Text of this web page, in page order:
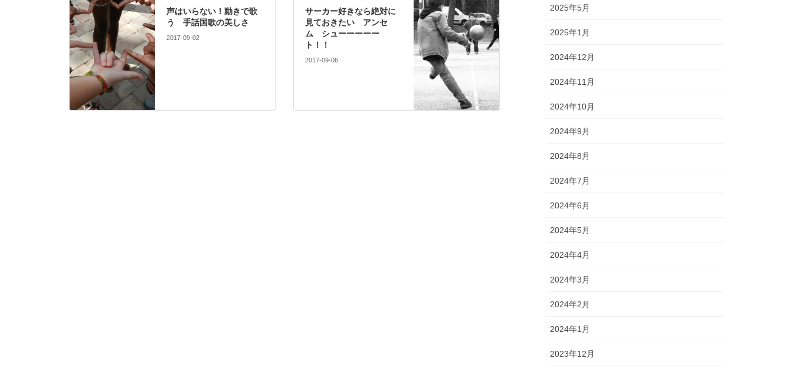
声はいらない！動きで歌
う 手話国歌の美しさ
2017-09-02
サーカー好きなら絶対に
見ておきたい アンセ
ム シューーーーー
ト！！
2017-09-06
2025年5月
2025年1月
2024年12月
2024年11月
2024年10月
2024年9月
2024年8月
2024年7月
2024年6月
2024年5月
2024年4月
2024年3月
2024年2月
2024年1月
2023年12月